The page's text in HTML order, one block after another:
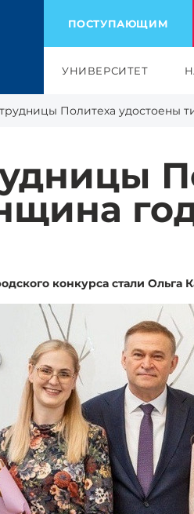
ПОСТУПАЮЩИМ
УНИВЕРСИТЕТ
Политеха удостоены
конкурса стали Ольга